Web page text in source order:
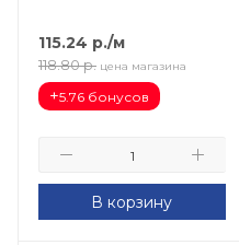
115.24 р./м
118.80 р. цена магазина
+5.76 бонусов
В корзину